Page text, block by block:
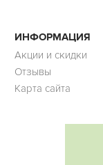
ИНФОРМАЦИЯ
Акции и скидки
Отзывы
Карта сайта